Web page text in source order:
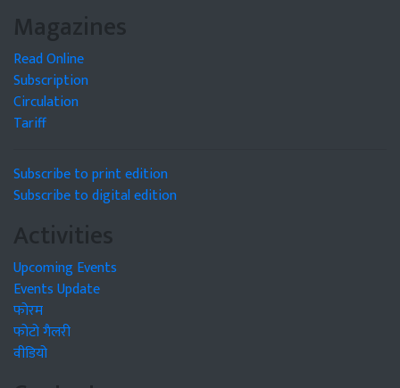
Magazines
Read Online
Subscription
Circulation
Tariff
Subscribe to print edition
Subscribe to digital edition
Activities
Upcoming Events
Events Update
फोरम
फोटो गैलरी
वीडियो